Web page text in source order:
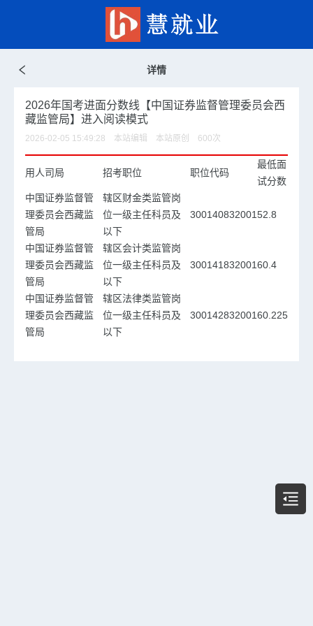
详情
2026年国考进面分数线【中国证券监督管理委员会西
藏监管局】进入阅读模式
2026-02-05 15:49:28 本站编辑 本站原创 600次
用人司局 招考职位 职位代码
最低面
试分数
中国证券监督管
理委员会西藏监
管局
辖区财金类监管岗
位一级主任科员及
以下
30014083200152.8
中国证券监督管
理委员会西藏监
管局
辖区会计类监管岗
位一级主任科员及
以下
30014183200160.4
中国证券监督管
理委员会西藏监
管局
辖区法律类监管岗
位一级主任科员及
以下
30014283200160.225